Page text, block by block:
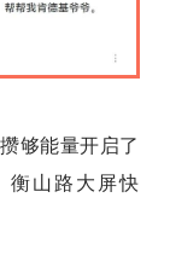
够能量开启了
山路大屏快